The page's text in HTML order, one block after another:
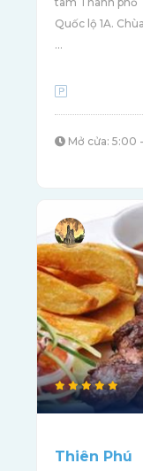
Quốc lộ 1A.
...
Mở cửa: 5:00
Thiên Phú